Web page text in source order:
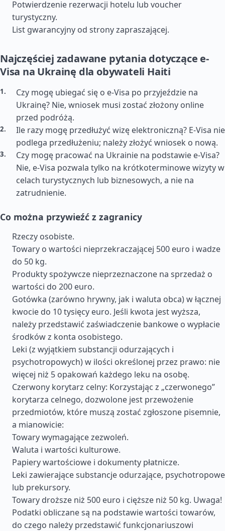
Potwierdzenie rezerwacji hotelu lub voucher
turystyczny.
List gwarancyjny od strony zapraszającej.
Najczęściej zadawane pytania dotyczące e-
Visa na Ukrainę dla obywateli Haiti
Czy mogę ubiegać się o e-Visa po przyjeździe na
Ukrainę? Nie, wniosek musi zostać złożony online
przed podróżą.
Ile razy mogę przedłużyć wizę elektroniczną? E-Visa nie
podlega przedłużeniu; należy złożyć wniosek o nową.
Czy mogę pracować na Ukrainie na podstawie e-Visa?
Nie, e-Visa pozwala tylko na krótkoterminowe wizyty w
celach turystycznych lub biznesowych, a nie na
zatrudnienie.
Co można przywieźć z zagranicy
Rzeczy osobiste.
Towary o wartości nieprzekraczającej 500 euro i wadze
do 50 kg.
Produkty spożywcze nieprzeznaczone na sprzedaż o
wartości do 200 euro.
Gotówka (zarówno hrywny, jak i waluta obca) w łącznej
kwocie do 10 tysięcy euro. Jeśli kwota jest wyższa,
należy przedstawić zaświadczenie bankowe o wypłacie
środków z konta osobistego.
Leki (z wyjątkiem substancji odurzających i
psychotropowych) w ilości określonej przez prawo: nie
więcej niż 5 opakowań każdego leku na osobę.
Czerwony korytarz celny: Korzystając z „czerwonego”
korytarza celnego, dozwolone jest przewożenie
przedmiotów, które muszą zostać zgłoszone pisemnie,
a mianowicie:
Towary wymagające zezwoleń.
Waluta i wartości kulturowe.
Papiery wartościowe i dokumenty płatnicze.
Leki zawierające substancje odurzające, psychotropowe
lub prekursory.
Towary droższe niż 500 euro i cięższe niż 50 kg. Uwaga!
Podatki obliczane są na podstawie wartości towarów,
do czego należy przedstawić funkcjonariuszowi